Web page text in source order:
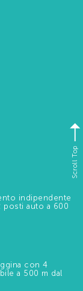
indipendente
posti auto a 600
con 4
a 500 m dal
Scroll Top